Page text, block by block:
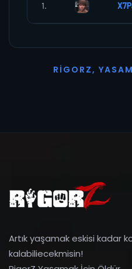
1.
R I G O R Z, YASAM
Artık yaşamak eskisi kadar
kalabiliecekmisin!